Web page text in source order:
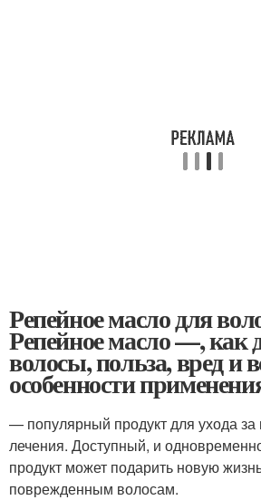
Репейное масло для
Репейное масло —, как
волосы, польза, вред и
особенности
— популярный продукт для ухода
лечения. Доступный, и
продукт может подарить новую
поврежденным волосам.